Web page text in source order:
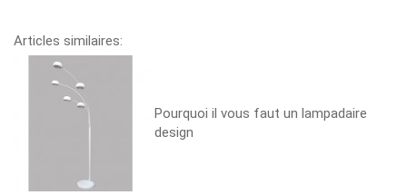
Articles similaires:
Pourquoi il vous faut un lampadaire
design